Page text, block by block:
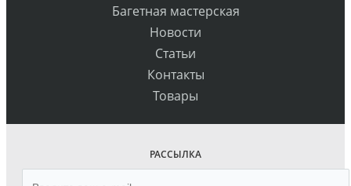
Багетная мастерская
Новости
Статьи
Контакты
Товары
РАССЫЛКА